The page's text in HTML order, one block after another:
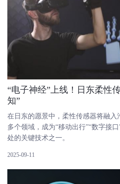
“电子神经”上线！日东柔性
知”
在日东的愿景中，柔性传感器将融
多个领域，成为“移动出行”“数字接
处的关键技术之一。
2025-09-11